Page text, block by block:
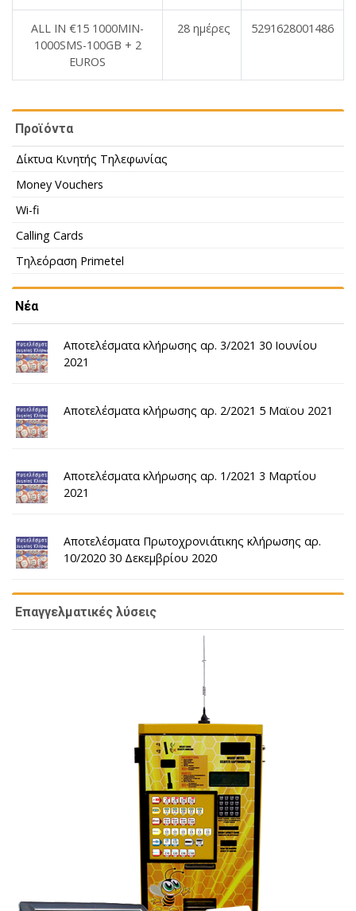
ALL IN €15 1000MIN-
1000SMS-100GB + 2
EUROS
28 ημέρες 5291628001486
Προϊόντα
Δίκτυα Κινητής Τηλεφωνίας
Money Vouchers
Wi-fi
Calling Cards
Τηλεόραση Primetel
Νέα
Αποτελέσματα κλήρωσης αρ. 3/2021 30 Ιουνίου
2021
Αποτελέσματα κλήρωσης αρ. 2/2021 5 Μαϊου 2021
Αποτελέσματα κλήρωσης αρ. 1/2021 3 Μαρτίου
2021
Αποτελέσματα Πρωτοχρονιάτικης κλήρωσης αρ.
10/2020 30 Δεκεμβρίου 2020
Επαγγελματικές λύσεις